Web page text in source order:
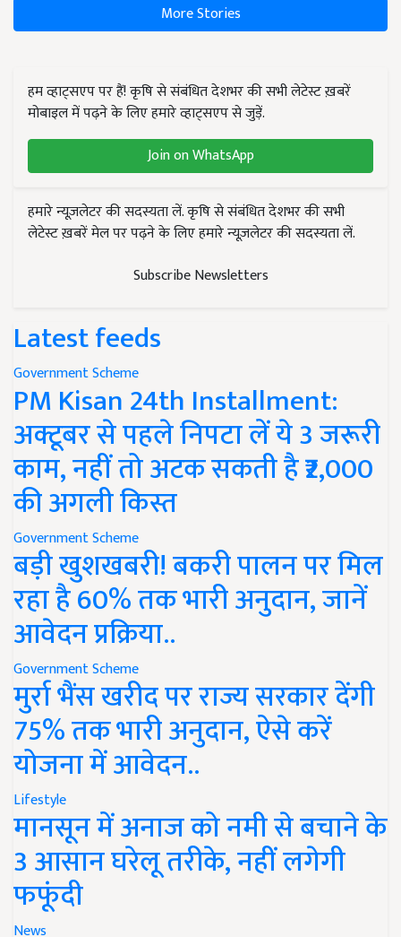
More Stories
हम व्हाट्सएप पर हैं! कृषि से संबंधित देशभर की सभी लेटेस्ट ख़बरें
मोबाइल में पढ़ने के लिए हमारे व्हाट्सएप से जुड़ें.
Join on WhatsApp
हमारे न्यूज़लेटर की सदस्यता लें. कृषि से संबंधित देशभर की सभी
लेटेस्ट ख़बरें मेल पर पढ़ने के लिए हमारे न्यूज़लेटर की सदस्यता लें.
Subscribe Newsletters
Latest feeds
Government Scheme
PM Kisan 24th Installment:
अक्टूबर से पहले निपटा लें ये 3 जरूरी
काम, नहीं तो अटक सकती है ₹2,000
की अगली किस्त
Government Scheme
बड़ी खुशखबरी! बकरी पालन पर मिल
रहा है 60% तक भारी अनुदान, जानें
आवेदन प्रक्रिया..
Government Scheme
मुर्रा भैंस खरीद पर राज्य सरकार देंगी
75% तक भारी अनुदान, ऐसे करें
योजना में आवेदन..
Lifestyle
मानसून में अनाज को नमी से बचाने के
3 आसान घरेलू तरीके, नहीं लगेगी
फफूंदी
News